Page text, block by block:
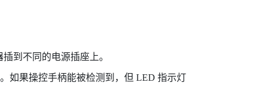
到不同的电源插座上。
如果操控手柄能被检测到，但 LED 指示灯